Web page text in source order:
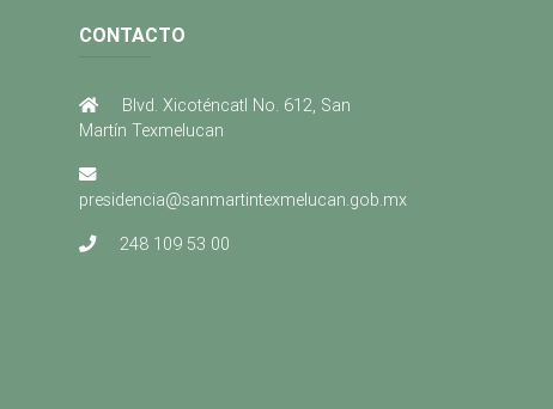
CONTACTO
Blvd. Xicoténcatl No. 612, San
Martín Texmelucan
presidencia@sanmartintexmelucan.gob.mx
248 109 53 00